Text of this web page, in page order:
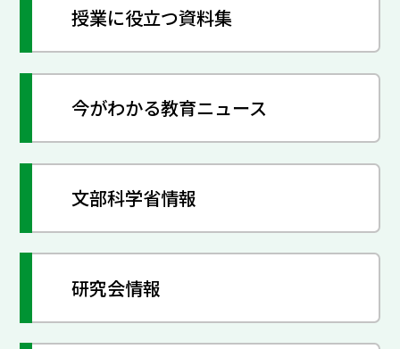
授業に役立つ資料集
今がわかる教育ニュース
文部科学省情報
研究会情報